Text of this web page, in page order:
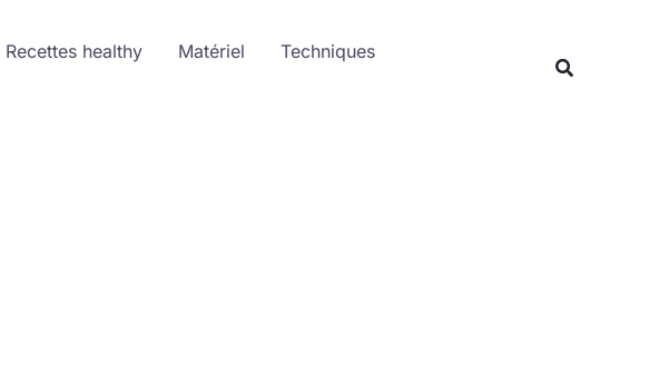
Recettes healthy Matériel
Techniques